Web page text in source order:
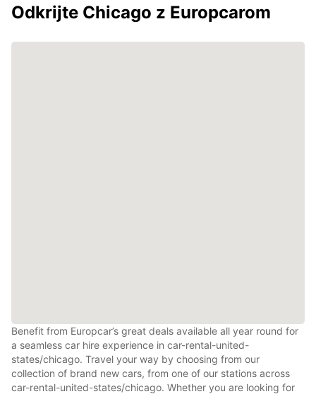
Odkrijte Chicago z Europcarom
Benefit from Europcar’s great deals available all year round for
a seamless car hire experience in car-rental-united-
states/chicago. Travel your way by choosing from our
collection of brand new cars, from one of our stations across
car-rental-united-states/chicago. Whether you are looking for